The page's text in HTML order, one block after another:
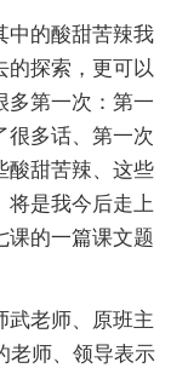
中的酸甜苦辣我
的探索，更可以
多第一次：第一
很多话、第一次
酸甜苦辣、这些
将是我今后走上
课的一篇课文题
武老师、原班主
老师、领导表示